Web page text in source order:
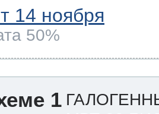
14 ноября
50%
1